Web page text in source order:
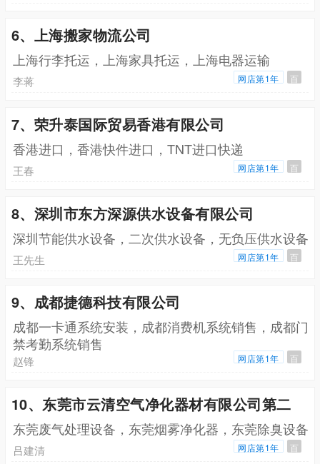
6、上海搬家物流公司
上海行李托运，上海家具托运，上海电器运输
李蒋 网店第1年 百
7、荣升泰国际贸易香港有限公司
香港进口，香港快件进口，TNT进口快递
王春 网店第1年 百
8、深圳市东方深源供水设备有限公司
深圳节能供水设备，二次供水设备，无负压供水设备
王先生 网店第1年 百
9、成都捷德科技有限公司
成都一卡通系统安装，成都消费机系统销售，成都门
禁考勤系统销售
赵锋 网店第1年 百
10、东莞市云清空气净化器材有限公司第二
东莞废气处理设备，东莞烟雾净化器，东莞除臭设备
吕建清 网店第1年 百